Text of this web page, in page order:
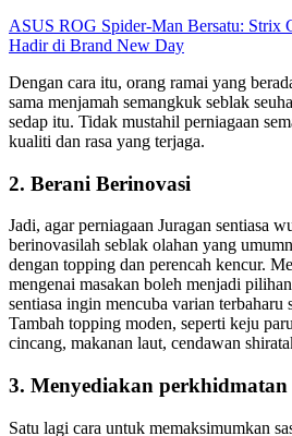
ASUS ROG Spider-Man Bersatu: Strix
Hadir di Brand New Day
Dengan cara itu, orang ramai yang
sama menjamah semangkuk seblak
sedap itu. Tidak mustahil perniagaan
kualiti dan rasa yang terjaga.
2. Berani Berinovasi
Jadi, agar perniagaan Juragan sentiasa
berinovasilah seblak olahan yang
dengan topping dan perencah kencur.
mengenai masakan boleh menjadi
sentiasa ingin mencuba varian terbaharu
Tambah topping moden, seperti keju
cincang, makanan laut, cendawan
3. Menyediakan
Satu lagi cara untuk memaksimumkan